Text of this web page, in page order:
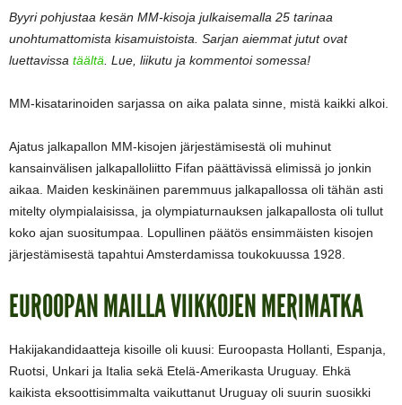
Byyri pohjustaa kesän MM-kisoja julkaisemalla 25 tarinaa
unohtumattomista kisamuistoista. Sarjan aiemmat jutut ovat
luettavissa täältä . Lue, liikutu ja kommentoi somessa!
MM-kisatarinoiden sarjassa on aika palata sinne, mistä kaikki alkoi.
Ajatus jalkapallon MM-kisojen järjestämisestä oli muhinut
kansainvälisen jalkapalloliitto Fifan päättävissä elimissä jo jonkin
aikaa. Maiden keskinäinen paremmuus jalkapallossa oli tähän asti
mitelty olympialaisissa, ja olympiaturnauksen jalkapallosta oli tullut
koko ajan suositumpaa. Lopullinen päätös ensimmäisten kisojen
järjestämisestä tapahtui Amsterdamissa toukokuussa 1928.
EUROOPAN MAILLA VIIKKOJEN MERIMATKA
Hakijakandidaatteja kisoille oli kuusi: Euroopasta Hollanti, Espanja,
Ruotsi, Unkari ja Italia sekä Etelä-Amerikasta Uruguay. Ehkä
kaikista eksoottisimmalta vaikuttanut Uruguay oli suurin suosikki